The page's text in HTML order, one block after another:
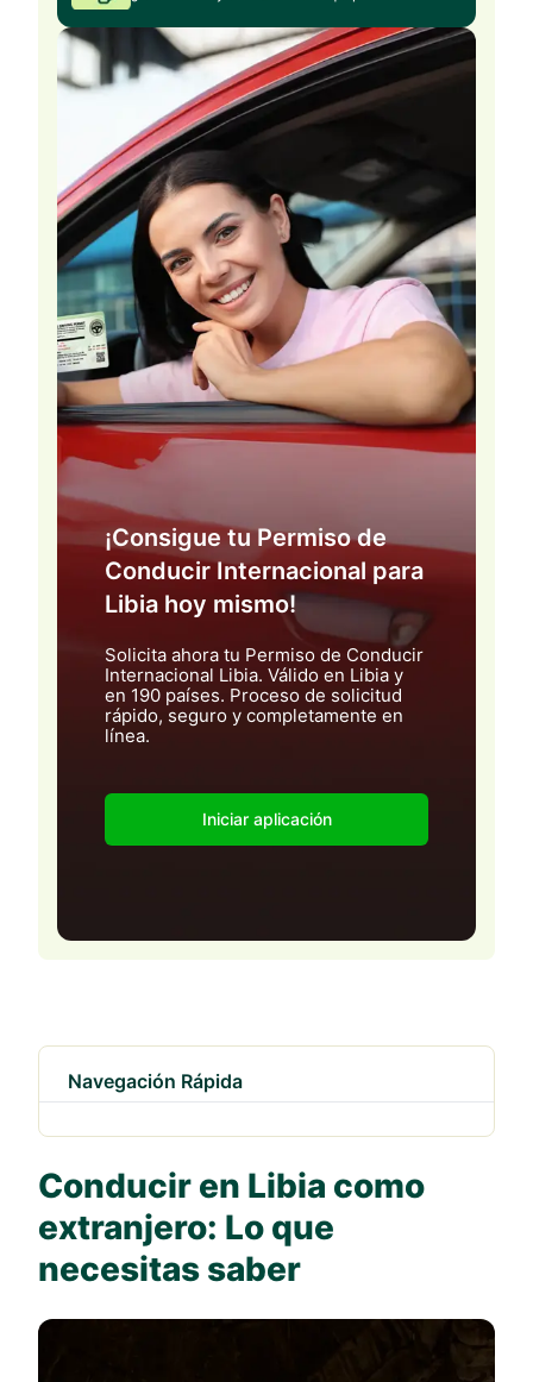
¡Consigue tu Permiso de
Conducir Internacional para
Libia hoy mismo!
Solicita ahora tu Permiso de Conducir
Internacional Libia. Válido en Libia y
en 190 países. Proceso de solicitud
rápido, seguro y completamente en
línea.
Iniciar aplicación
Navegación Rápida
Conducir en Libia como
extranjero: Lo que
necesitas saber